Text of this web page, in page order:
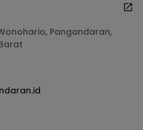
Pangandaran,